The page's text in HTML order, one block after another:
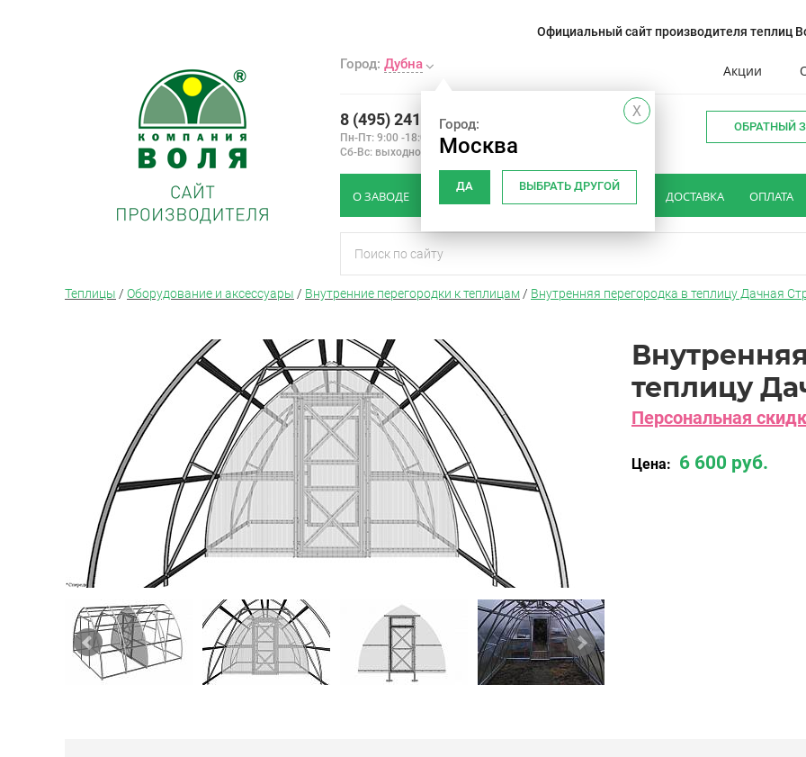
Официальный сайт производителя теплиц
Город: Дубна
X
Город:
Москва
ДА ВЫБРАТЬ ДРУГОЙ
Акции
8 (495) 241-14-01
Пн-Пт: 9:00 -18:00
Сб-Вс: выходной
ОБРАТНЫЙ
О ЗАВОДЕ КАК ВЫБРАТЬ ТЕПЛИЦУ ДОСТАВКА ОПЛАТА
Теплицы / Оборудование и аксессуары / Внутренние перегородки к теплицам / Внутренняя перегородка в теплицу Дачная
теплицу
Персональная
Цена: 6 600 руб.